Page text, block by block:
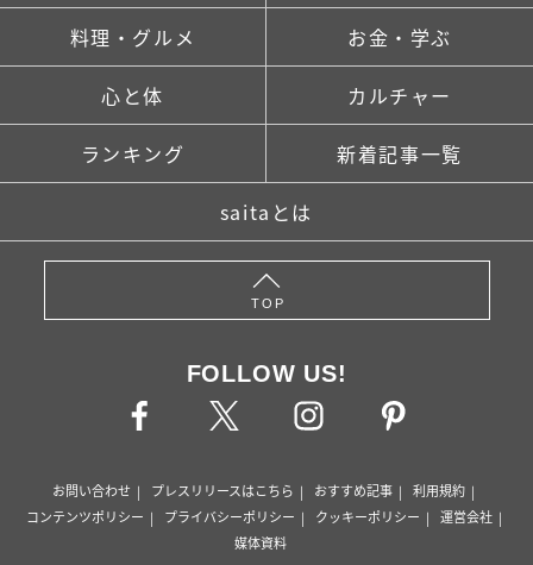
料理・グルメ お金・学ぶ
心と体 カルチャー
ランキング 新着記事一覧
saitaとは
TOP
FOLLOW US!
お問い合わせ プレスリリースはこちら おすすめ記事
利用規約
コンテンツポリシー
プライバシーポリシー クッキーポリシー
運営会社
媒体資料